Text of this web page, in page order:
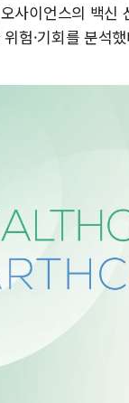
사이언스의 백신
험·기회를 분석